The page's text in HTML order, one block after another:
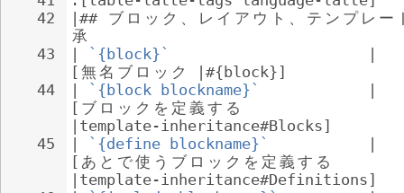
42
43
44
45
|## ブ ロ ッ ク 、 レ イ ア ウ ト 、 テ ン プ レ ー
承
`{block}`
[ 無名 ブ ロ ッ ク
|#{block}]
`{block blockname}`
[ ブ ロ ッ ク を 定 義 す る
|template-inheritance#Blocks]
`{define blockname}`
[ あ と で使 う ブ ロ ッ ク を 定 義 す る
|template-inheritance#Definitions]